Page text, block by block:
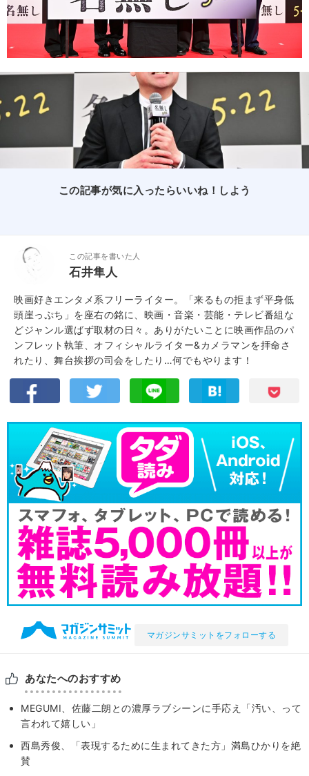
この記事が気に入ったらいいね！しよう
この記事を書いた人
石井隼人
映画好きエンタメ系フリーライター。「来るもの拒まず平身低
頭崖っぷち」を座右の銘に、映画・音楽・芸能・テレビ番組な
どジャンル選ばず取材の日々。ありがたいことに映画作品のパ
ンフレット執筆、オフィシャルライター&カメラマンを拝命さ
れたり、舞台挨拶の司会をしたり…何でもやります！
マガジンサミットをフォローする
あなたへのおすすめ
MEGUMI、佐藤二朗との濃厚ラブシーンに手応え「汚い、って
言われて嬉しい」
西島秀俊、「表現するために生まれてきた方」満島ひかりを絶
賛